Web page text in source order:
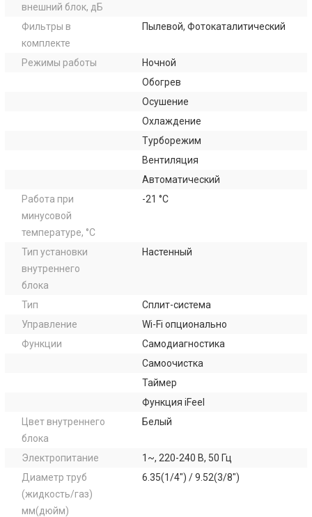
внешний блок, дБ
Фильтры в
комплекте
Пылевой, Фотокаталитический
Режимы работы
Ночной
Обогрев
Осушение
Охлаждение
Турборежим
Вентиляция
Автоматический
Работа при
минусовой
температуре, °C
-21 °C
Тип установки
внутреннего
блока
Настенный
Тип
Сплит-система
Управление
Wi-Fi опционально
Функции
Самодиагностика
Самоочистка
Таймер
Функция iFeel
Цвет внутреннего
блока
Белый
Электропитание
1~, 220-240 В, 50 Гц
Диаметр труб
(жидкость/газ)
мм(дюйм)
6.35(1/4") / 9.52(3/8")